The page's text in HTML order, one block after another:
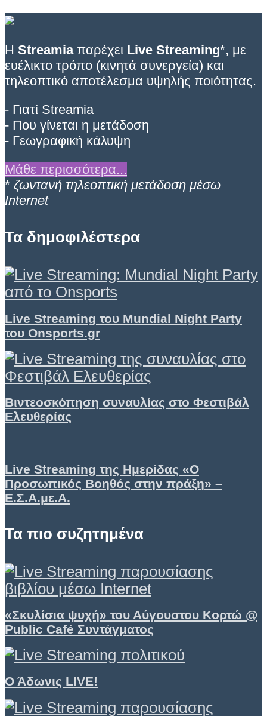
Η Streamiaπαρέχει Live Streaming*, με
ευέλικτο τρόπο (κινητά συνεργεία) και
τηλεοπτικό αποτέλεσμα υψηλής ποιότητας.
- Γιατί Streamia
- Που γίνεται η μετάδοση
- Γεωγραφική κάλυψη
Μάθε περισσότερα...
* ζωντανή τηλεοπτική μετάδοση μέσω
Internet
Τα δημοφιλέστερα
Live Streaming του Mundial Night Party
του Onsports.gr
Βιντεοσκόπηση συναυλίας στο Φεστιβάλ
Ελευθερίας
Live Streaming της Ημερίδας «Ο
Προσωπικός Βοηθός στην πράξη» –
Ε.Σ.Α.με.Α.
Τα πιο συζητημένα
«Σκυλίσια ψυχή» του Αύγουστου Κορτώ @
Public Café Συντάγματος
Ο Άδωνις LIVE!